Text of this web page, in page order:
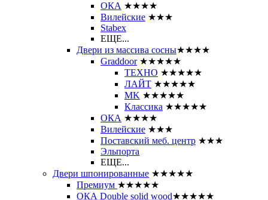
ОКА ★★★★
Вилейские ★★★
Stabex
ЕЩЕ...
Двери из массива сосны★★★★
Graddoor ★★★★★
ТЕХНО ★★★★★
ЛАЙТ ★★★★★
MK ★★★★★
Классика ★★★★★
ОКА ★★★★
Вилейские ★★★
Поставский меб. центр ★★★
Эльпорта
ЕЩЕ...
Двери шпонированные ★★★★★
Премиум ★★★★★
ОКА Double solid wood★★★★★